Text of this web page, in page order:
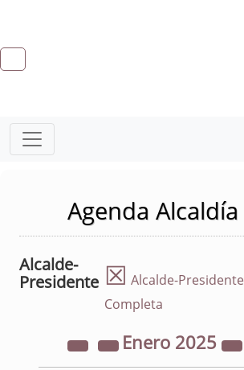
Agenda Alcaldía
Alcalde-
Presidente ☒ Alcalde-Presidente
Completa
Enero 2025